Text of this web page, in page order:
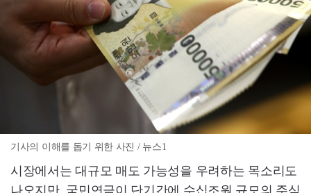
기사의 이해를 돕기 위한 사진 / 뉴스1
시장에서는 대규모 매도 가능성을 우려하는 목소리도
나오지만, 국민연금이 단기간에 수십조원 규모의 주식